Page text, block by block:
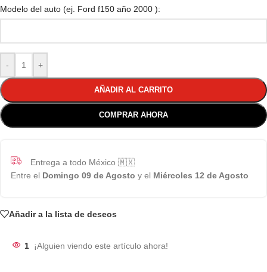
Modelo del auto (ej. Ford f150 año 2000 ):
- +
AÑADIR AL CARRITO
COMPRAR AHORA
Entrega a todo México 🇲🇽
Entre el Domingo 09 de Agosto y el Miércoles 12 de Agosto
Añadir a la lista de deseos
1 ¡Alguien viendo este artículo ahora!